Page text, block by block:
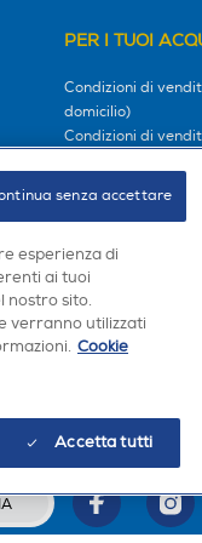
PER I TUOI
Condizioni di
domicilio)
Condizioni di
Prenota e Ritira in
Diritto di Recesso
Prezzi e Sconti
Metodi di
Finanziamenti
Compra ora e
Consegna e
Seguici sui social
esperienza di
ai tuoi
nostro sito.
verranno utilizzati
Cookie
Accetta tutti
senza accettare